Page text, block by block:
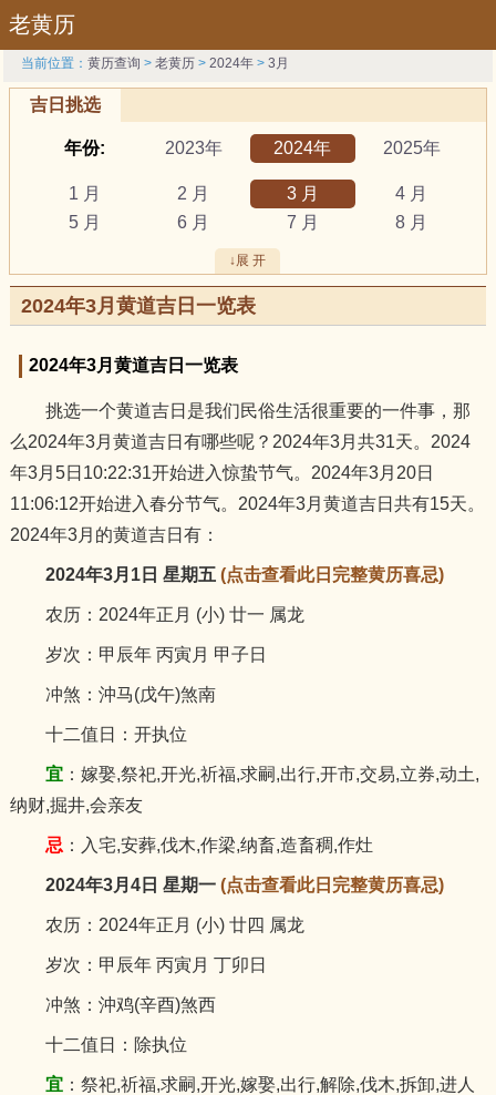
老黄历
当前位置：黄历查询 >老黄历 >2024年 >3月
吉日挑选
年份: 2023年 2024年 2025年
1 月 2 月 3 月
4 月
5 月
6 月 7 月
8 月
吉日: 安葬
祭祀
结婚 开工
开市
订婚
破土
羊
猴 鸡
狗
猪
↓展 开
2024年3月黄道吉日一览表
2024年3月黄道吉日一览表
挑选一个黄道吉日是我们民俗生活很重要的一件事，那
么2024年3月黄道吉日有哪些呢？2024年3月共31天。2024
年3月5日10:22:31开始进入惊蛰节气。2024年3月20日
11:06:12开始进入春分节气。2024年3月黄道吉日共有15天。
2024年3月的黄道吉日有：
2024年3月1日 星期五 (点击查看此日完整黄历喜忌)
农历：2024年正月 (小) 廿一 属龙
岁次：甲辰年 丙寅月 甲子日
冲煞：沖马(戊午)煞南
十二值日：开执位
宜：嫁娶,祭祀,开光,祈福,求嗣,出行,开市,交易,立券,动土,
纳财,掘井,会亲友
忌 ：入宅,安葬,伐木,作梁,纳畜,造畜稠,作灶
2024年3月4日 星期一 (点击查看此日完整黄历喜忌)
农历：2024年正月 (小) 廿四 属龙
岁次：甲辰年 丙寅月 丁卯日
冲煞：沖鸡(辛酉)煞西
十二值日：除执位
宜：祭祀,祈福,求嗣,开光,嫁娶,出行,解除,伐木,拆卸,进人